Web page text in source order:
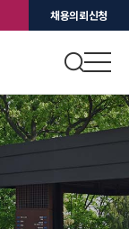
채용의뢰신청